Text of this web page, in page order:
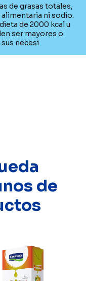
de grasas totales,
ni sodio.
de 2000 kcal u
ser mayores o
necesi
de